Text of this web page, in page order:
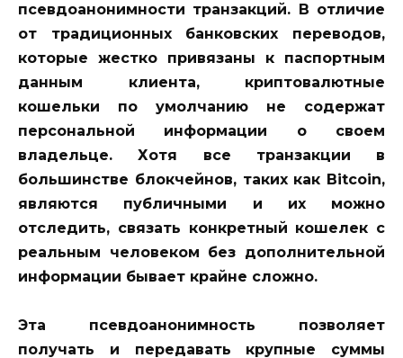
псевдоанонимности транзакций. В отличие
от традиционных банковских переводов,
которые жестко привязаны к паспортным
данным клиента, криптовалютные
кошельки по умолчанию не содержат
персональной информации о своем
владельце. Хотя все транзакции в
большинстве блокчейнов, таких как Bitcoin,
являются публичными и их можно
отследить, связать конкретный кошелек с
реальным человеком без дополнительной
информации бывает крайне сложно.
Эта псевдоанонимность позволяет
получать и передавать крупные суммы